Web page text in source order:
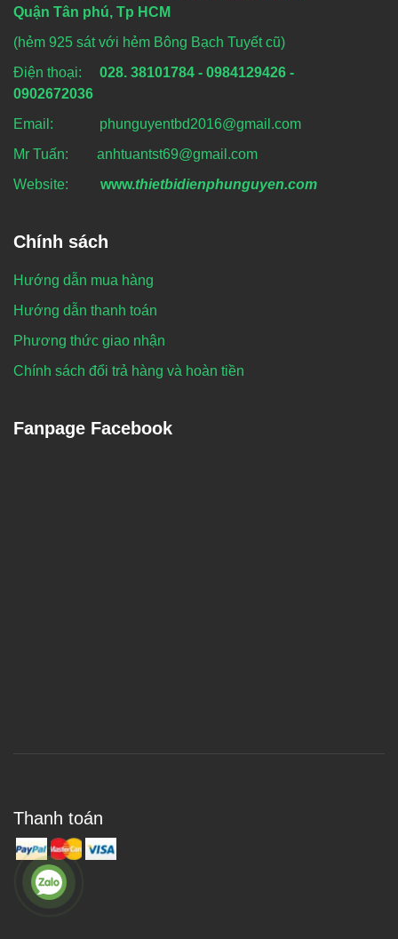
Quận Tân phú, Tp HCM
(hẻm 925 sát với hẻm Bông Bạch Tuyết cũ)
Điện thoại: 028. 38101784 - 0984129426 -
0902672036
Email: phunguyentbd2016@gmail.com
Mr Tuấn: anhtuantst69@gmail.com
Website:
www.thietbidienphunguyen.com
Chính sách
Hướng dẫn mua hàng
Hướng dẫn thanh toán
Phương thức giao nhận
Chính sách đổi trả hàng và hoàn tiền
Fanpage Facebook
Thanh toán